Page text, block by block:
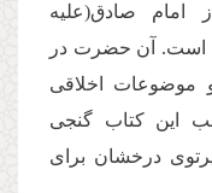
امام صادق(علیه
است. آن حضرت در
موضوعات اخلاقى
این كتاب گنجى
درخشان براى